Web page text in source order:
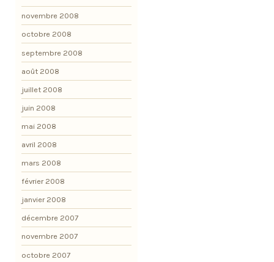
novembre 2008
octobre 2008
septembre 2008
août 2008
juillet 2008
juin 2008
mai 2008
avril 2008
mars 2008
février 2008
janvier 2008
décembre 2007
novembre 2007
octobre 2007